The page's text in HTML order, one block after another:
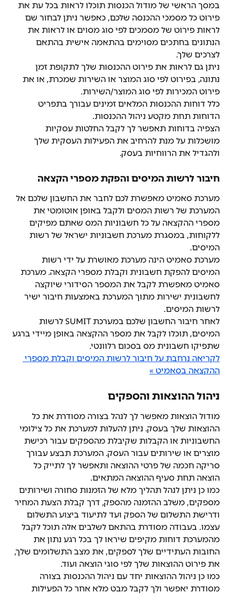
במסך הראשי של מודול הכנסות תוכלו לראות בכל עת את
פירוט כל מסמכי ההכנסה שלכם, כאפשר ניתן לבחור שם
לראות פירוט של מסמכים לפי סוג מסוים או לראות את
הנתונים בחתכים מסוימים בהתאמה אישית בהתאם
לצרכים שלך.
ניתן גם לראות את פירוט ההכנסות שלך לתקופת זמן
נתונה, בפירוט לפי סוג המוצר או השירות שמכרת, או את
פירוט המכירות לפי סוג המוצר/השירות.
כלל דוחות ההכנסות המלאים זמינים עבורך בתפריט
הדוחות תחת מקטע ניהול ההכנסות.
הצפיה בדוחות תאפשר לך לקבל החלטות עסקיות
מושכלות על מנת להרחיב את הפעילות העסקית שלך
ולהגדיל את הרווחיות בעסק.
חיבור לרשות המיסים והפקת מספרי הקצאה
מערכת סאמיט מאפשרת לכם לחבר את החשבון שלכם אל
המערכת של רשות המסים ולקבל באופן אוטומטי את
מספרי ההקצאה על כל חשבוניות המס שאתם מפיקים
ללקוחות, במסגרת מערכת חשבוניות ישראל של רשות
המיסים.
מערכת סאמיט הינה מערכת מאושרת על ידי רשות
המיסים להפקת חשבונית וקבלת מספרי הקצאה. מערכת
סאמיט מאפשרת לקבל את המספר הסידורי שיוקצה
לחשבונית ישירות מתוך המערכת באמצעות חיבור ישיר
לרשות המיסים.
לאחר חיבור החשבון שלכם במערכת SUMIT לרשות
המיסים, תוכלו לקבל את מספר ההקצאה באופן מיידי ברגע
שתפיקו חשבונית מס בסכום רלוונטי.
לקריאה נרחבת על חיבור לרשות המיסים וקבלת מספרי
ההקצאה בסאמיט »
ניהול ההוצאות והספקים
מודול הוצאות מאפשר לך לנהל בצורה מסודרת את כל
ההוצאות שלך בעסק. ניתן להעלות למערכת את כל צילומי
החשבוניות או הקבלות שקיבלת מהספקים עבור רכישת
מוצרים או שירותים עבור העסק. המערכת תבצע עבורך
סריקה חכמה של פרטי ההוצאה ותאפשר לך לתייק כל
הוצאה תחת סעיף ההוצאה המתאים.
כמו כן ניתן לנהל תהליך מלא של הזמנות סחורה ושירותים
מספקים, משלב ההזמנה מהספק, דרך קבלת הצעת המחיר
ודרישת התשלום של הספק ועד לתיעוד ביצוע התשלום
עצמו. בעבודה מסודרת בהתאם לשלבים אלה תוכל לקבל
מהמערכת דוחות מקיפים שיראו לך בכל רגע נתון את
החובות העתידיים שלך לספקים, את מצב התשלומים שלך,
את פירוט ההוצאות שלך לפי סוגי הוצאה ועוד.
כמו כן ניהול ההוצאות יחד עם ניהול ההכנסות בצורה
מסודרת יאפשר ולך לקבל מבט מלא אחר כל הפעילות